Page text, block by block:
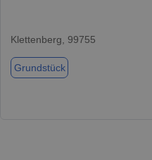
Klettenberg, 99755
Grundstück